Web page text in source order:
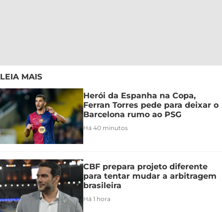
LEIA MAIS
Herói da Espanha na Copa,
Ferran Torres pede para deixar o
Barcelona rumo ao PSG
Há 40 minutos
CBF prepara projeto diferente
para tentar mudar a arbitragem
brasileira
Há 1 hora